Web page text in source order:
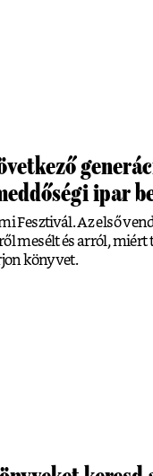
ipar
Fesztivál. Az első
mesélt és arról,
könyvet.